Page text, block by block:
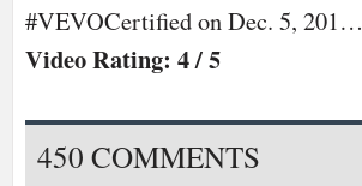
#VEVOCertified on Dec. 5, 201…
Video Rating: 4 / 5
450 COMMENTS